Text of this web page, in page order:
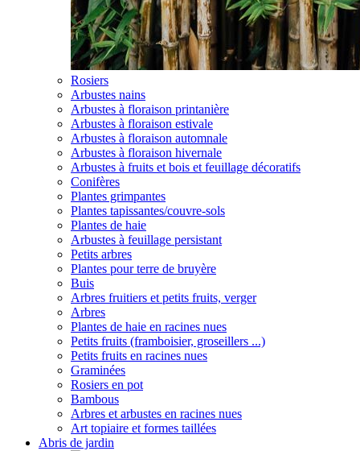
Rosiers
Arbustes nains
Arbustes à floraison printanière
Arbustes à floraison estivale
Arbustes à floraison automnale
Arbustes à floraison hivernale
Arbustes à fruits et bois et feuillage décoratifs
Conifères
Plantes grimpantes
Plantes tapissantes/couvre-sols
Plantes de haie
Arbustes à feuillage persistant
Petits arbres
Plantes pour terre de bruyère
Buis
Arbres fruitiers et petits fruits, verger
Arbres
Plantes de haie en racines nues
Petits fruits (framboisier, groseillers ...)
Petits fruits en racines nues
Graminées
Rosiers en pot
Bambous
Arbres et arbustes en racines nues
Art topiaire et formes taillées
Abris de jardin